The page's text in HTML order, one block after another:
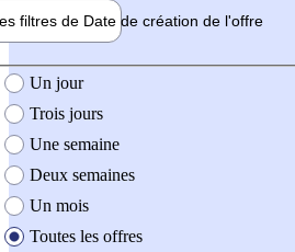
filtres de Date de création de l'offre
création de l'offre
Un jour
Trois jours
Une semaine
Deux semaines
Un mois
Toutes les offres